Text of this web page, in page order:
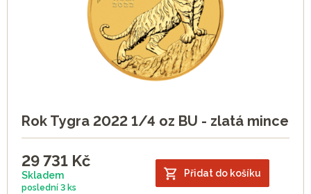
Rok Tygra 2022 1/4 oz BU - zlatá mince
29 731 Kč
Skladem
poslední 3 ks
Přidat do košíku